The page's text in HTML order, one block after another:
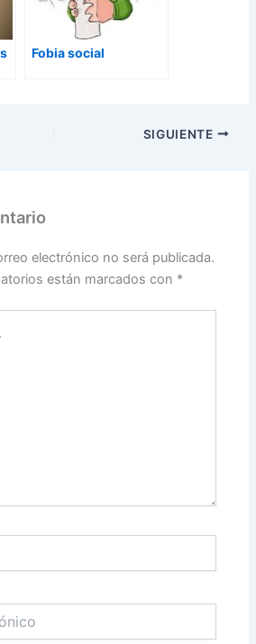
Fobia social
SIGUIENTE
electrónico no será publicada.
están marcados con *